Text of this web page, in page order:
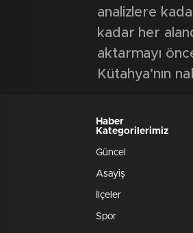
analizlere
kadar her
aktarmayı
Kütahya’nın
Haber
Kategorilerimiz
Güncel
Asayiş
İlçeler
Spor